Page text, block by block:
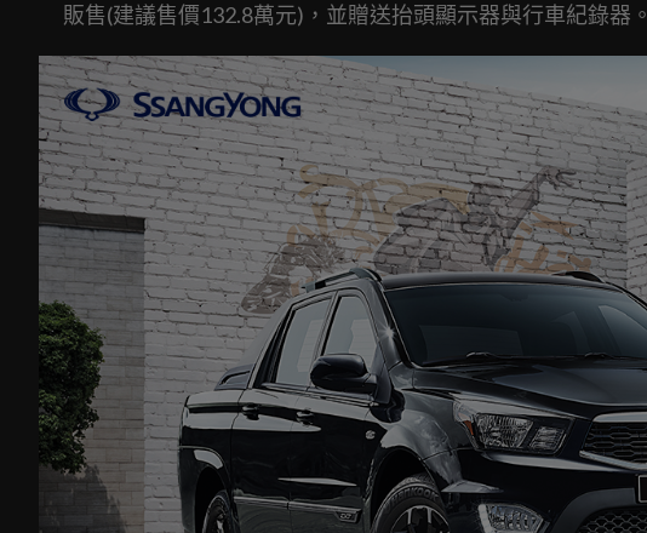
販售(建議售價132.8萬元)，並贈送抬頭顯示器與行車紀錄器。